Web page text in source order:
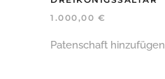
1.000,00 €
Patenschaft hinzufügen